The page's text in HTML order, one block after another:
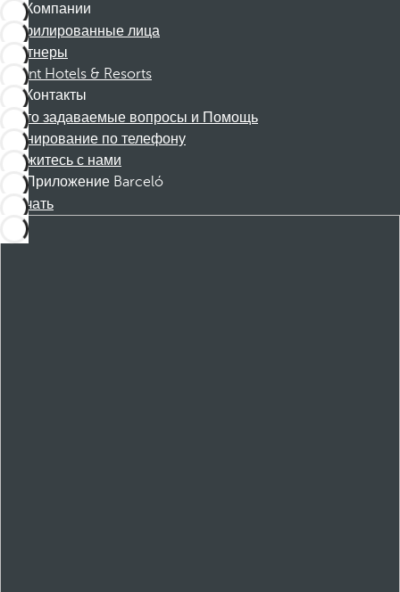
Компании
Аффилированные лица
Партнеры
Dorint Hotels & Resorts
Контакты
Часто задаваемые вопросы и Помощь
Бронирование по телефону
Свяжитесь с нами
Приложение Barceló
Скачать